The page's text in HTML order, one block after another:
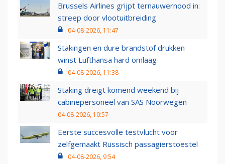
Brussels Airlines grijpt ternauwernood in:
streep door vlootuitbreiding
04-08-2026, 11:47
Stakingen en dure brandstof drukken
winst Lufthansa hard omlaag
04-08-2026, 11:38
Staking dreigt komend weekend bij
cabinepersoneel van SAS Noorwegen
04-08-2026, 10:57
Eerste succesvolle testvlucht voor
zelfgemaakt Russisch passagierstoestel
04-08-2026, 9:54